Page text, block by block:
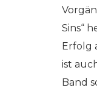
Sins“
Erfolg
ist
Band